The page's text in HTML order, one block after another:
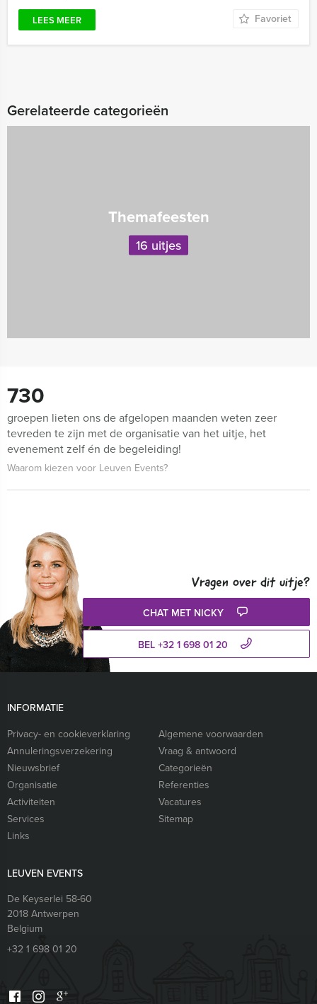
LEES MEER Favoriet
Gerelateerde categorieën
Themafeesten
16 uitjes
730
groepen lieten ons de afgelopen maanden weten zeer
tevreden te zijn met de organisatie van het uitje, het
evenement zelf én de begeleiding!
Waarom kiezen voor Leuven Events?
Vragen over dit uitje?
CHAT MET NICKY
BEL +32 1 698 01 20
INFORMATIE
Privacy- en cookieverklaring
Algemene voorwaarden
Annuleringsverzekering
Vraag & antwoord
Nieuwsbrief
Categorieën
Organisatie
Referenties
Activiteiten
Vacatures
Services
Sitemap
Links
LEUVEN EVENTS
De Keyserlei 58-60
2018Antwerpen
Belgium
+32 1 698 01 20